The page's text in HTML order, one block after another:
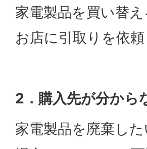
家電製品を買い替
お店に引取りを依
2．購入先が分から
家電製品を廃棄し